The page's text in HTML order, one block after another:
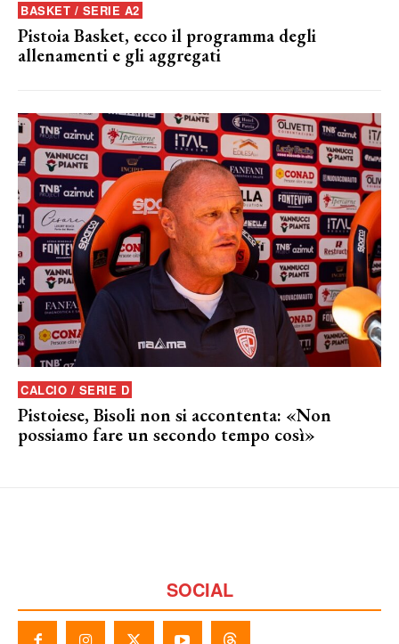
BASKET / SERIE A2
Pistoia Basket, ecco il programma degli
allenamenti e gli aggregati
CALCIO / SERIE D
Pistoiese, Bisoli non si accontenta: «Non
possiamo fare un secondo tempo così»
SOCIAL